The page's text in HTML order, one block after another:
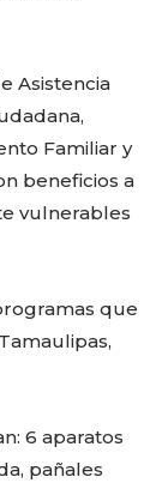
Asistencia
Familiar y
beneficios a
vulnerables
que
6 aparatos
pañales